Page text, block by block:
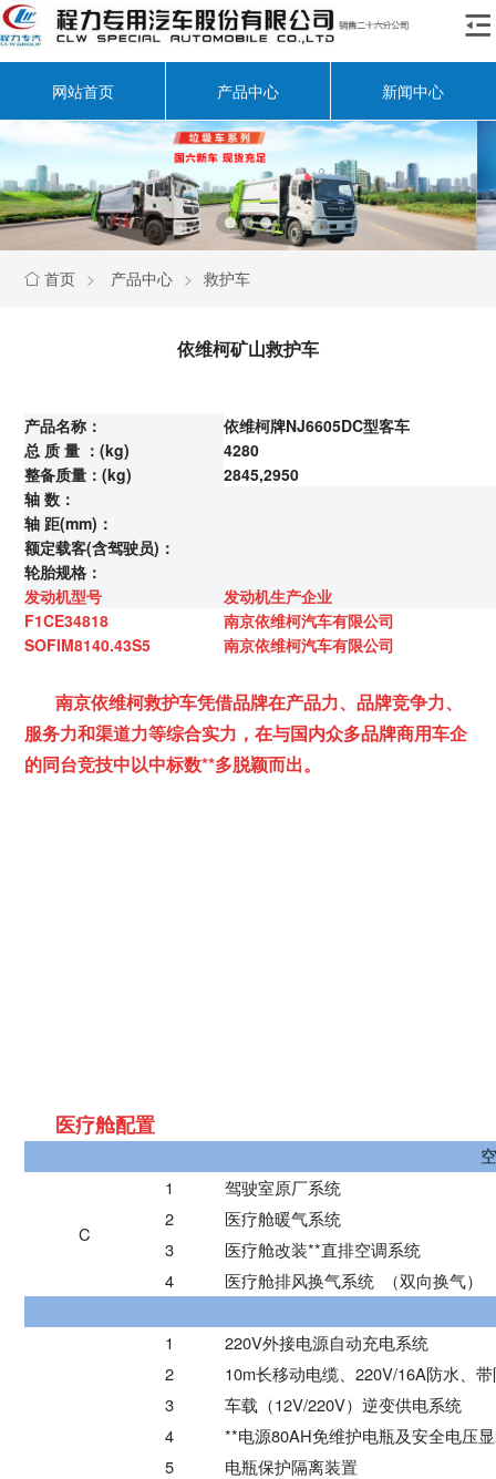

网站首页 产品中心 新闻中心
 首页 > 产品中心 > 救护车
依维柯矿山救护车
产品名称：
依维柯牌NJ6605DC型客车
总 质 量 ：(kg)
4280
整备质量：(kg)
2845,2950
轴 数：
轴 距(mm)：
额定载客(含驾驶员)：
轮胎规格：
发动机型号
发动机生产企业
F1CE34818
SOFIM8140.43S5
南京依维柯汽车有限公司
南京依维柯汽车有限公司
南京依维柯救护车凭借品牌在产品力、品牌竞争力、
服务力和渠道力等综合实力，在与国内众多品牌商用车企
的同台竞技中以中标数**多脱颖而出。
医疗舱配置
C
1
驾驶室原厂系统
2
医疗舱暖气系统
3
医疗舱改装**直排空调系统
4
医疗舱排风换气系统 （双向换气）
1 220V外接电源自动充电系统
2
10m长移动电缆、220V/16A防水、
3
车载（12V/220V）逆变供电系统
4
**电源80AH免维护电瓶及安全电压
5
电瓶保护隔离装置